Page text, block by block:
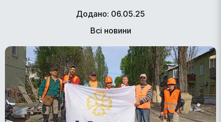
Додано: 06.05.25
Всі новини